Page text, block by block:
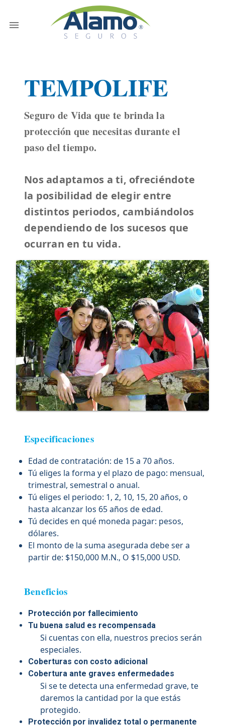
TEMPOLIFE
Seguro de Vida que te brinda la
protección que necesitas durante el
paso del tiempo.
Nos adaptamos a ti, ofreciéndote
la posibilidad de elegir entre
distintos periodos, cambiándolos
dependiendo de los sucesos que
ocurran en tu vida.
Especificaciones
Edad de contratación: de 15 a 70 años.
Tú eliges la forma y el plazo de pago: mensual,
trimestral, semestral o anual.
Tú eliges el periodo: 1, 2, 10, 15, 20 años, o
hasta alcanzar los 65 años de edad.
Tú decides en qué moneda pagar: pesos,
dólares.
El monto de la suma asegurada debe ser a
partir de: $150,000 M.N., O $15,000 USD.
Beneficios
Protección por fallecimiento
Tu buena salud es recompensada
Si cuentas con ella, nuestros precios serán
especiales.
Coberturas con costo adicional
Cobertura ante graves enfermedades
Si se te detecta una enfermedad grave, te
daremos la cantidad por la que estás
protegido.
Protección por invalidez total o permanente